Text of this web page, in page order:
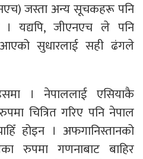
जस्ता अन्य सूचकहरू पनि
। यद्यपि, जीएनएच ले पनि
आएको सुधारलाई सही ढंगले
। नेपाललाई एसियाकै
चित्रित गरिए पनि नेपाल
होइन । अफगानिस्तानको
रुपमा गणनाबाट बाहिर